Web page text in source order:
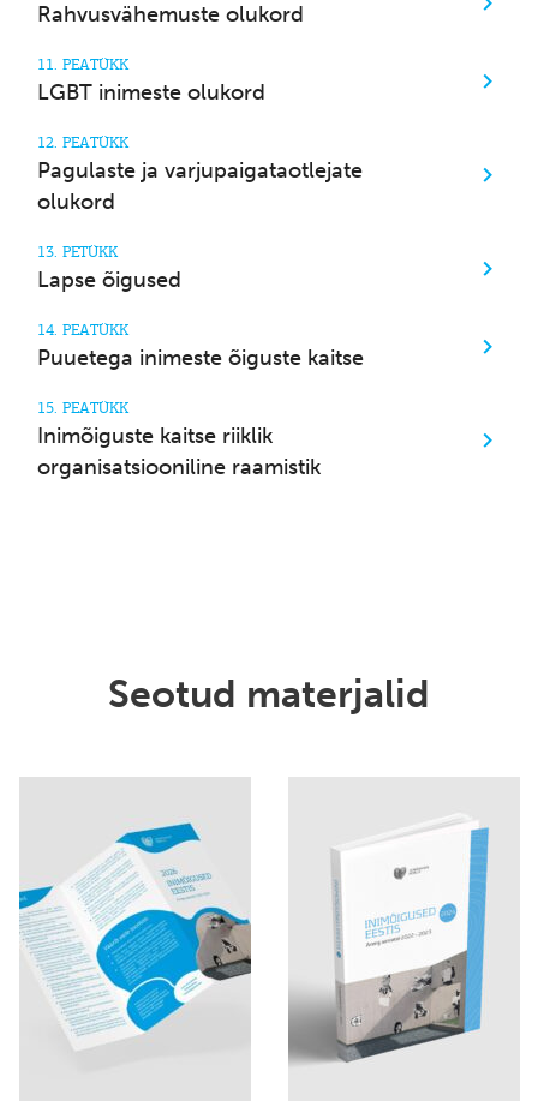
Rahvusvähemuste olukord
11. PEATÜKK
LGBT inimeste olukord
12. PEATÜKK
Pagulaste ja varjupaigataotlejate
olukord
13. PETÜKK
Lapse õigused
14. PEATÜKK
Puuetega inimeste õiguste kaitse
15. PEATÜKK
Inimõiguste kaitse riiklik
organisatsiooniline raamistik
Seotud materjalid